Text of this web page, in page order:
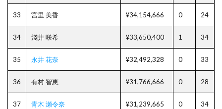
33 宮里 美香 ¥34,154,666 0 24
34 淺井 咲希 ¥33,650,400 1 34
35 永井 花奈 ¥32,492,328 0 33
36 有村 智恵 ¥31,766,666 0 28
37 青木 瀬令奈 ¥31,239,665 0 34